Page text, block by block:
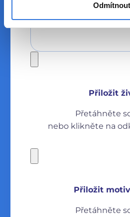
Odmítnout
Přiložit
Přetáhněte
nebo klikněte na
Přiložit
Přetáhněte